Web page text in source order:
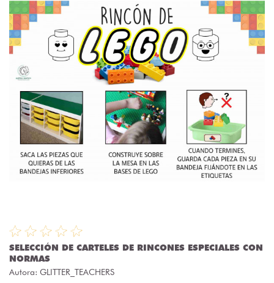
SELECCIÓN DE CARTELES DE RINCONES ESPECIALES CON
NORMAS
Autora: GLITTER_TEACHERS